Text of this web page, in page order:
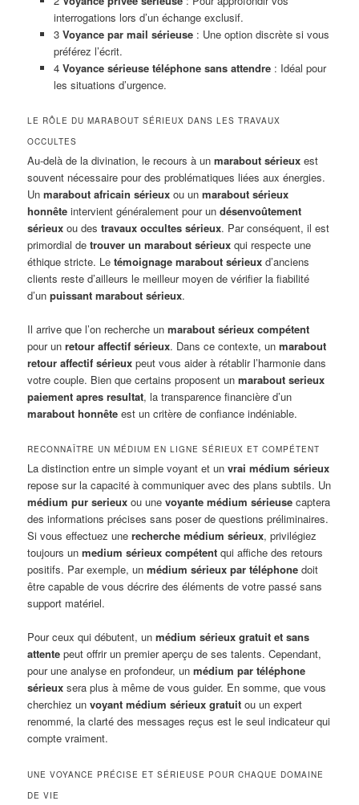
interrogations lors d’un échange exclusif.
3 Voyance par mail sérieuse: Une option discrète si vous
préférez l’écrit.
4 Voyance sérieuse téléphone sans attendre: Idéal pour
les situations d’urgence.
LE RÔLE DU MARABOUT SÉRIEUX DANS LES TRAVAUX
OCCULTES
Au-delà de la divination, le recours à unmarabout sérieux est
souvent nécessaire pour des problématiques liées aux énergies.
Unmarabout africain sérieux ou unmarabout sérieux
honnête intervient généralement pour undésenvoûtement
sérieux ou destravaux occultes sérieux. Par conséquent, il est
primordial detrouver un marabout sérieux qui respecte une
éthique stricte. Letémoignage marabout sérieux d’anciens
clients reste d’ailleurs le meilleur moyen de vérifier la fiabilité
d’unpuissant marabout sérieux.
Il arrive que l’on recherche unmarabout sérieux compétent
pour unretour affectif sérieux. Dans ce contexte, unmarabout
retour affectif sérieux peut vous aider à rétablir l’harmonie dans
votre couple. Bien que certains proposent unmarabout serieux
paiement apres resultat, la transparence financière d’un
marabout honnête est un critère de confiance indéniable.
RECONNAÎTRE UN MÉDIUM EN LIGNE SÉRIEUX ET COMPÉTENT
La distinction entre un simple voyant et unvrai médium sérieux
repose sur la capacité à communiquer avec des plans subtils. Un
médium pur serieux ou unevoyante médium sérieuse captera
des informations précises sans poser de questions préliminaires.
Si vous effectuez unerecherche médium sérieux, privilégiez
toujours unmedium sérieux compétent qui affiche des retours
positifs. Par exemple, unmédium sérieux par téléphone doit
être capable de vous décrire des éléments de votre passé sans
support matériel.
Pour ceux qui débutent, unmédium sérieux gratuit et sans
attente peut offrir un premier aperçu de ses talents. Cependant,
pour une analyse en profondeur, unmédium par téléphone
sérieux sera plus à même de vous guider. En somme, que vous
cherchiez unvoyant médium sérieux gratuit ou un expert
renommé, la clarté des messages reçus est le seul indicateur qui
compte vraiment.
UNE VOYANCE PRÉCISE ET SÉRIEUSE POUR CHAQUE DOMAINE
DE VIE